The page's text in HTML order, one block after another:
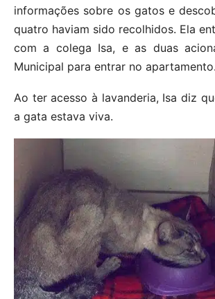
informações sobre os gatos e
quatro haviam sido recolhidos. Ela
com a colega Isa, e as duas
Municipal para entrar no apartamento.
Ao ter acesso à lavanderia, Isa diz
a gata estava viva.